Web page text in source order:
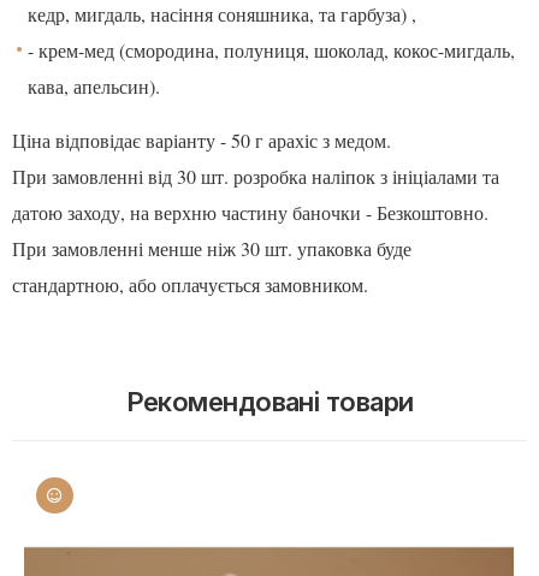
кедр, мигдаль, насіння соняшника, та гарбуза) ,
- крем-мед (смородина, полуниця, шоколад, кокос-мигдаль,
кава, апельсин).
Ціна відповідає варіанту - 50 г арахіс з медом.
При замовленні від 30 шт. розробка наліпок з ініціалами та
датою заходу, на верхню частину баночки - Безкоштовно.
При замовленні менше ніж 30 шт. упаковка буде
стандартною, або оплачується замовником.
Рекомендовані товари